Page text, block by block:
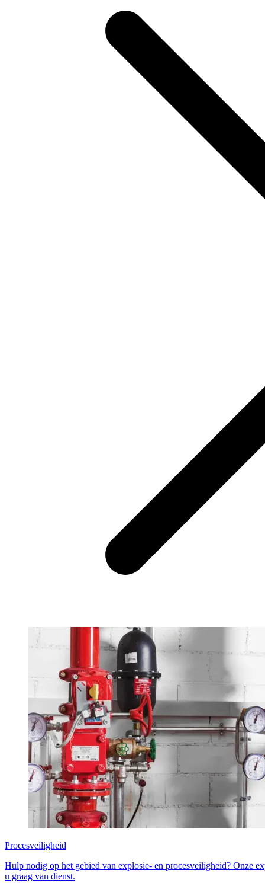
Procesveiligheid
Hulp nodig op het gebied van explosie- en procesveiligheid? Onze
u graag van dienst.